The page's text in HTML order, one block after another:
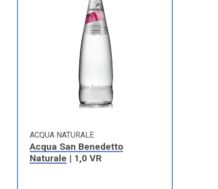
ACQUA NATURALE
Acqua San Benedetto
Naturale | 1,0 VR